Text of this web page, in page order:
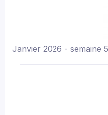
Janvier 2026 - semaine 5